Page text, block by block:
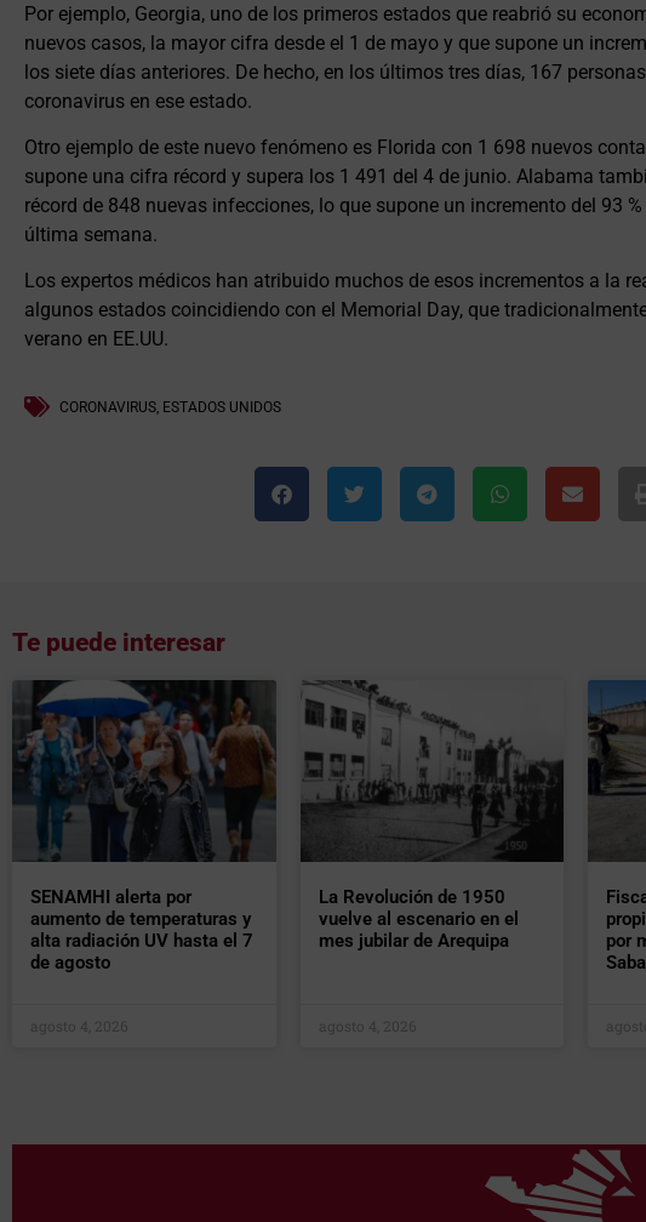
Por ejemplo, Georgia, uno de los primeros estados que reabrió su
nuevos casos, la mayor cifra desde el 1 de mayo y que supone un
los siete días anteriores. De hecho, en los últimos tres días, 167
coronavirus en ese estado.
Otro ejemplo de este nuevo fenómeno es Florida con 1 698 nuevos
supone una cifra récord y supera los 1 491 del 4 de junio. Alabama
récord de 848 nuevas infecciones, lo que supone un incremento del 93
última semana.
Los expertos médicos han atribuido muchos de esos incrementos a la
algunos estados coincidiendo con el Memorial Day, que
verano en EE.UU.
CORONAVIRUS ESTADOS UNIDOS
Te puede interesar
SENAMHI alerta por
aumento de temperaturas y
alta radiación UV hasta el 7
de agosto
agosto 4, 2026
La Revolución de 1950
vuelve al escenario en el
mes jubilar de Arequipa
agosto 4, 2026
por